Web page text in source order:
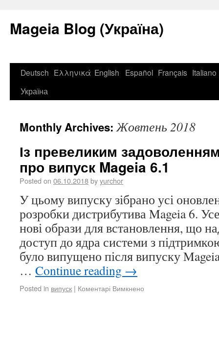
Mageia Blog (Україна)
Deutsch Ελληνικά English Español Français Italiano
Україна
Monthly Archives:Жовтень 2018
Із превеликим
про випуск Mageia 6.1
Posted on 06.10.2018byyurchor
У цьому випуску зібрано усі
розробки дистрибутива Mageia 6.
нові образи для встановлення, що
доступ до ядра системи з
було випущено після випуску
… Continue reading →
Posted in випуск | Коментарі Вимкнено